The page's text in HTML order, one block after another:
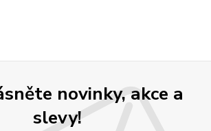
novinky, akce a
slevy!